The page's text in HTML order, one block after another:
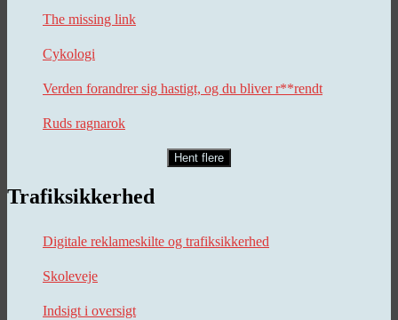
The missing link
Cykologi
Verden forandrer sig hastigt, og du bliver r**rendt
Ruds ragnarok
Hent flere
Trafiksikkerhed
Digitale reklameskilte og trafiksikkerhed
Skoleveje
Indsigt i oversigt